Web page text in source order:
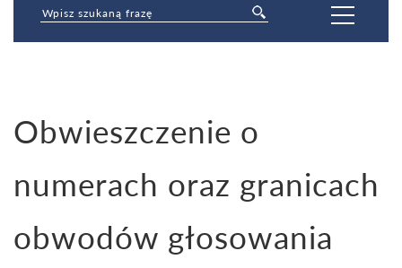
Strona główna »Wybory »REFERENDUM LOKALNE
numerach oraz granicach obwodów głosowania
Obwieszczenie o
numerach oraz granicach
obwodów głosowania